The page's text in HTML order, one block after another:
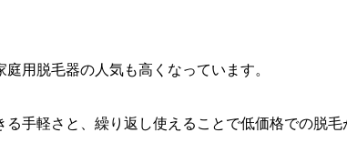
用脱毛器の人気も高くなっています。
手軽さと、繰り返し使えることで低価格での脱毛